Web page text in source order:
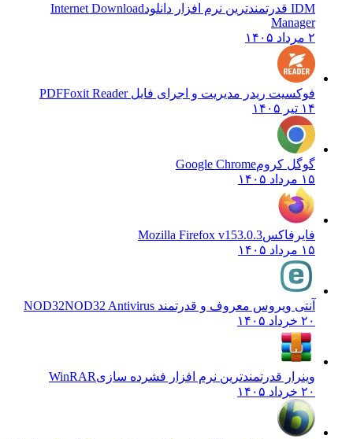
IDM قدرتمندترین نرم افزار دانلود
Internet Download
Manager
۲ مرداد ۱۴۰۵
فوکسیت ریدر مدیریت و اجرای فایل PDFFoxit Reader
۱۴ تیر ۱۴۰۵
گوگل کرومGoogle Chrome
۱۵ مرداد ۱۴۰۵
فایرفاکسMozilla Firefox v153.0.3
۱۵ مرداد ۱۴۰۵
آنتی ویروس معروف و قدرتمند NOD32 NOD32 Antivirus
۲۰ خرداد ۱۴۰۵
وینرار قدرتمندترین نرم افزار فشرده سازیWinRAR
۲۰ خرداد ۱۴۰۵